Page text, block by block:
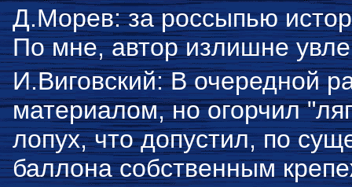
Д.Морев: за россыпью
По мне, автор излишне
И.Виговский: В очередной
материалом, но огорчил
лопух, что допустил, по
баллона собственным